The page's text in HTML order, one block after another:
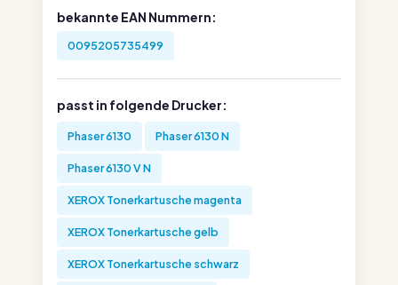
bekannte EAN Nummern:
0095205735499
passt in folgende Drucker:
Phaser 6130 Phaser 6130 N
Phaser 6130 V N
XEROX Tonerkartusche magenta
XEROX Tonerkartusche gelb
XEROX Tonerkartusche schwarz